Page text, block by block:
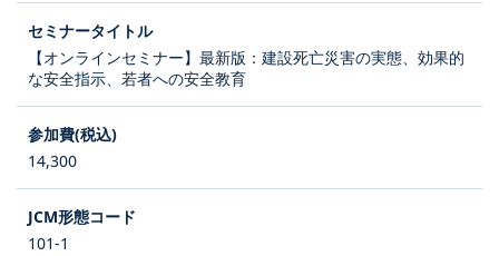
【オンラインセミナー】最新版：建設死亡災害の実態、効果的
な安全指示、若者への安全教育
14,300
101-1